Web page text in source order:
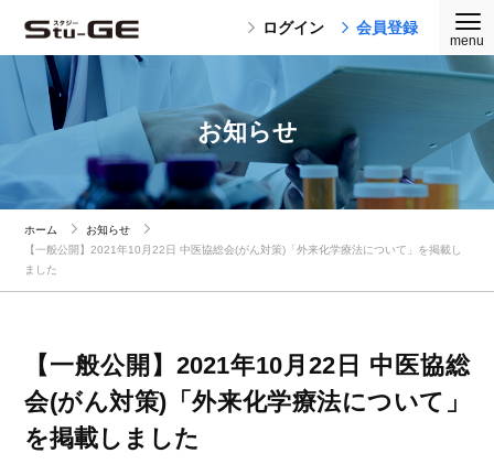
ログイン 会員登録
お知らせ
ホーム
お知らせ
【一般公開】2021年10月22日 中医協総会(がん対策)「外来化学療法について」を掲載し
ました
【一般公開】2021年10月22日 中医協総
会(がん対策)「外来化学療法について」
を掲載しました